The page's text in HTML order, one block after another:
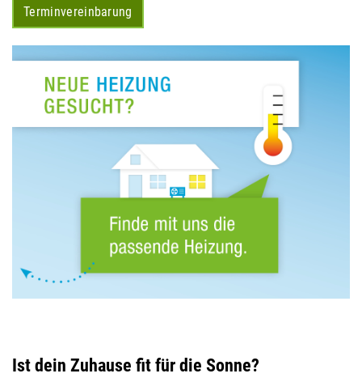
Terminvereinbarung
Ist dein Zuhause fit für die Sonne?